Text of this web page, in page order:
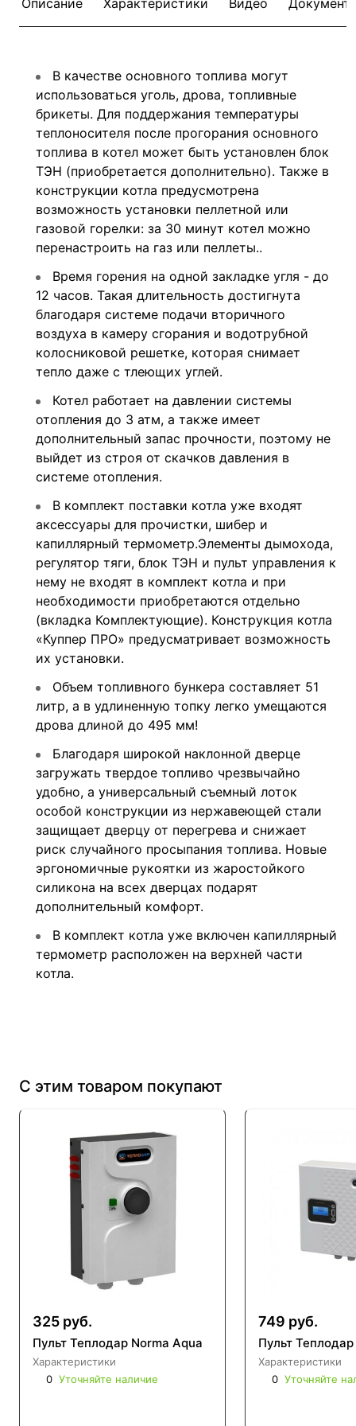
В качестве основного топлива могут
использоваться уголь, дрова, топливные
брикеты. Для поддержания температуры
теплоносителя после прогорания основного
топлива в котел может быть установлен блок
ТЭН (приобретается дополнительно). Также в
конструкции котла предусмотрена
возможность установки пеллетной или
газовой горелки: за 30 минут котел можно
перенастроить на газ или пеллеты..
Время горения на одной закладке угля - до
12 часов. Такая длительность достигнута
благодаря системе подачи вторичного
воздуха в камеру сгорания и водотрубной
колосниковой решетке, которая снимает
тепло даже с тлеющих углей.
Котел работает на давлении системы
отопления до 3 атм, а также имеет
дополнительный запас прочности, поэтому не
выйдет из строя от скачков давления в
системе отопления.
В комплект поставки котла уже входят
аксессуары для прочистки, шибер и
капиллярный термометр.Элементы дымохода,
регулятор тяги, блок ТЭН и пульт управления к
нему не входят в комплект котла и при
необходимости приобретаются отдельно
(вкладка Комплектующие). Конструкция котла
«Куппер ПРО» предусматривает возможность
их установки.
Объем топливного бункера составляет 51
литр, а в удлиненную топку легко умещаются
дрова длиной до 495 мм!
Благодаря широкой наклонной дверце
загружать твердое топливо чрезвычайно
удобно, а универсальный съемный лоток
особой конструкции из нержавеющей стали
защищает дверцу от перегрева и снижает
риск случайного просыпания топлива. Новые
эргономичные рукоятки из жаростойкого
силикона на всех дверцах подарят
дополнительный комфорт.
В комплект котла уже включен капиллярный
термометр расположен на верхней части
котла.
С этим товаром покупают
325 руб.
Пульт Теплодар Norma Aqua
Характеристики
0 Уточняйте наличие
749 руб.
Пульт
Характеристики
0 Уточняйте